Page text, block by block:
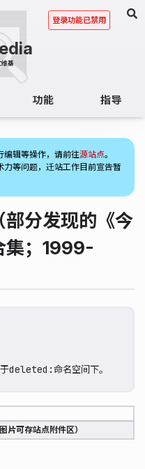
功能 指导
登录功能已禁用
编辑等操作，请前往源站点。
等问题，迁站工作目前宣告暂
分发现的《今
集；1999-
deleted:命名空间下。
片可存站点附件区）